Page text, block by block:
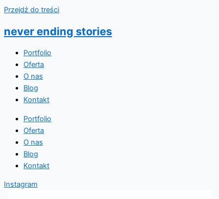
Przejdź do treści
never ending stories
Portfolio
Oferta
O nas
Blog
Kontakt
Portfolio
Oferta
O nas
Blog
Kontakt
Instagram